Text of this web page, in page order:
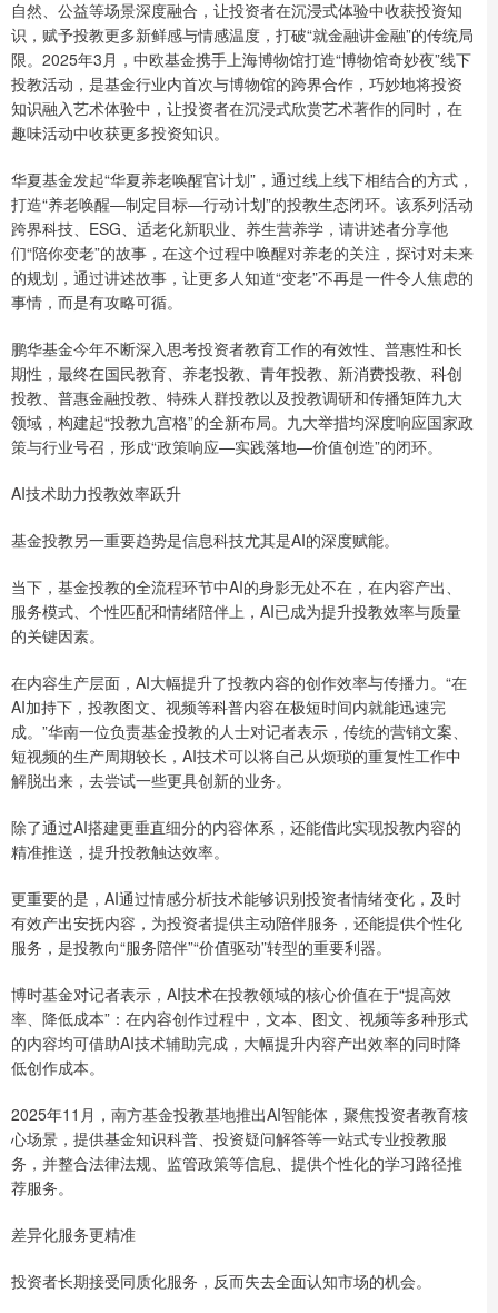
自然、公益等场景深度融合，让投资者在沉浸式体验中收获投资知
识，赋予投教更多新鲜感与情感温度，打破“就金融讲金融”的传统局
限。2025年3月，中欧基金携手上海博物馆打造“博物馆奇妙夜”线下
投教活动，是基金行业内首次与博物馆的跨界合作，巧妙地将投资
知识融入艺术体验中，让投资者在沉浸式欣赏艺术著作的同时，在
趣味活动中收获更多投资知识。
华夏基金发起“华夏养老唤醒官计划”，通过线上线下相结合的方式，
打造“养老唤醒—制定目标—行动计划”的投教生态闭环。该系列活动
跨界科技、ESG、适老化新职业、养生营养学，请讲述者分享他
们“陪你变老”的故事，在这个过程中唤醒对养老的关注，探讨对未来
的规划，通过讲述故事，让更多人知道“变老”不再是一件令人焦虑的
事情，而是有攻略可循。
鹏华基金今年不断深入思考投资者教育工作的有效性、普惠性和长
期性，最终在国民教育、养老投教、青年投教、新消费投教、科创
投教、普惠金融投教、特殊人群投教以及投教调研和传播矩阵九大
领域，构建起“投教九宫格”的全新布局。九大举措均深度响应国家政
策与行业号召，形成“政策响应—实践落地—价值创造”的闭环。
AI技术助力投教效率跃升
基金投教另一重要趋势是信息科技尤其是AI的深度赋能。
当下，基金投教的全流程环节中AI的身影无处不在，在内容产出、
服务模式、个性匹配和情绪陪伴上，AI已成为提升投教效率与质量
的关键因素。
在内容生产层面，AI大幅提升了投教内容的创作效率与传播力。“在
AI加持下，投教图文、视频等科普内容在极短时间内就能迅速完
成。”华南一位负责基金投教的人士对记者表示，传统的营销文案、
短视频的生产周期较长，AI技术可以将自己从烦琐的重复性工作中
解脱出来，去尝试一些更具创新的业务。
除了通过AI搭建更垂直细分的内容体系，还能借此实现投教内容的
精准推送，提升投教触达效率。
更重要的是，AI通过情感分析技术能够识别投资者情绪变化，及时
有效产出安抚内容，为投资者提供主动陪伴服务，还能提供个性化
服务，是投教向“服务陪伴”“价值驱动”转型的重要利器。
博时基金对记者表示，AI技术在投教领域的核心价值在于“提高效
率、降低成本”：在内容创作过程中，文本、图文、视频等多种形式
的内容均可借助AI技术辅助完成，大幅提升内容产出效率的同时降
低创作成本。
2025年11月，南方基金投教基地推出AI智能体，聚焦投资者教育核
心场景，提供基金知识科普、投资疑问解答等一站式专业投教服
务，并整合法律法规、监管政策等信息、提供个性化的学习路径推
荐服务。
差异化服务更精准
投资者长期接受同质化服务，反而失去全面认知市场的机会。